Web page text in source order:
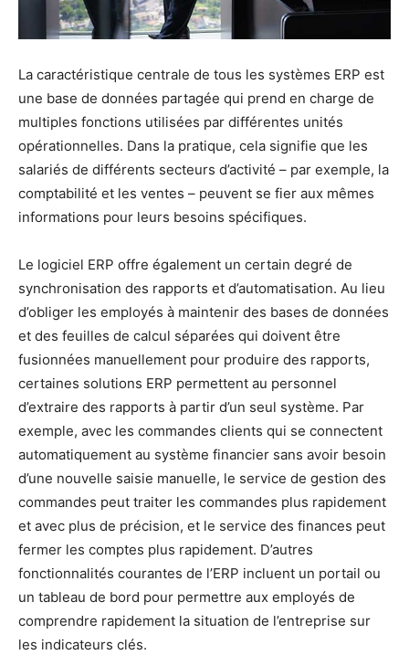
La caractéristique centrale de tous les systèmes ERP est
une base de données partagée qui prend en charge de
multiples fonctions utilisées par différentes unités
opérationnelles. Dans la pratique, cela signifie que les
salariés de différents secteurs d’activité – par exemple, la
comptabilité et les ventes – peuvent se fier aux mêmes
informations pour leurs besoins spécifiques.
Le logiciel ERP offre également un certain degré de
synchronisation des rapports et d’automatisation. Au lieu
d’obliger les employés à maintenir des bases de données
et des feuilles de calcul séparées qui doivent être
fusionnées manuellement pour produire des rapports,
certaines solutions ERP permettent au personnel
d’extraire des rapports à partir d’un seul système. Par
exemple, avec les commandes clients qui se connectent
automatiquement au système financier sans avoir besoin
d’une nouvelle saisie manuelle, le service de gestion des
commandes peut traiter les commandes plus rapidement
et avec plus de précision, et le service des finances peut
fermer les comptes plus rapidement. D’autres
fonctionnalités courantes de l’ERP incluent un portail ou
un tableau de bord pour permettre aux employés de
comprendre rapidement la situation de l’entreprise sur
les indicateurs clés.